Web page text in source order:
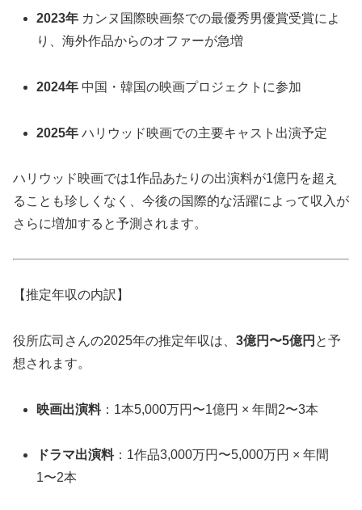
2023年 カンヌ国際映画祭での最優秀男優賞受賞によ
り、海外作品からのオファーが急増
2024年 中国・韓国の映画プロジェクトに参加
2025年 ハリウッド映画での主要キャスト出演予定
ハリウッド映画では1作品あたりの出演料が1億円を超え
ることも珍しくなく、今後の国際的な活躍によって収入が
さらに増加すると予測されます。
【推定年収の内訳】
役所広司さんの2025年の推定年収は、 3億円〜5億円 と予
想されます。
映画出演料：1本5,000万円〜1億円 × 年間2〜3本
ドラマ出演料：1作品3,000万円〜5,000万円 × 年間
1〜2本